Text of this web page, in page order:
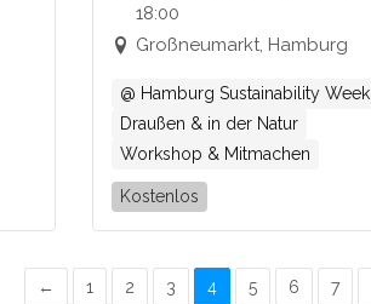
18:00
Großneumarkt, Hamburg
@ Hamburg Sustainability Week
Draußen & in der Natur
Workshop & Mitmachen
Kostenlos
← 1 2 3 4 5 6 7